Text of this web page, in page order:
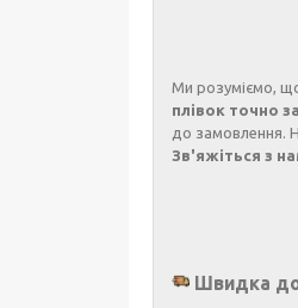
Ми розуміємо,
плівок точно
до замовлення.
Зв'яжіться з
Швидка